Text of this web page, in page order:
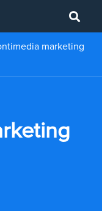
marketing